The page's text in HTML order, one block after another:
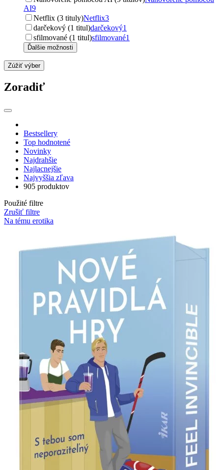
AI9
Netflix (3 tituly)Netflix3
darčekový (1 titul)darčekový1
sfilmované (1 titul)sfilmované1
Ďalšie možnosti
Zúžiť výber
Zoradiť
Bestsellery
Top hodnotené
Novinky
Najdrahšie
Najlacnejšie
Najvyššia zľava
905 produktov
Použité filtre
Zrušiť filtre
Na tému erotika